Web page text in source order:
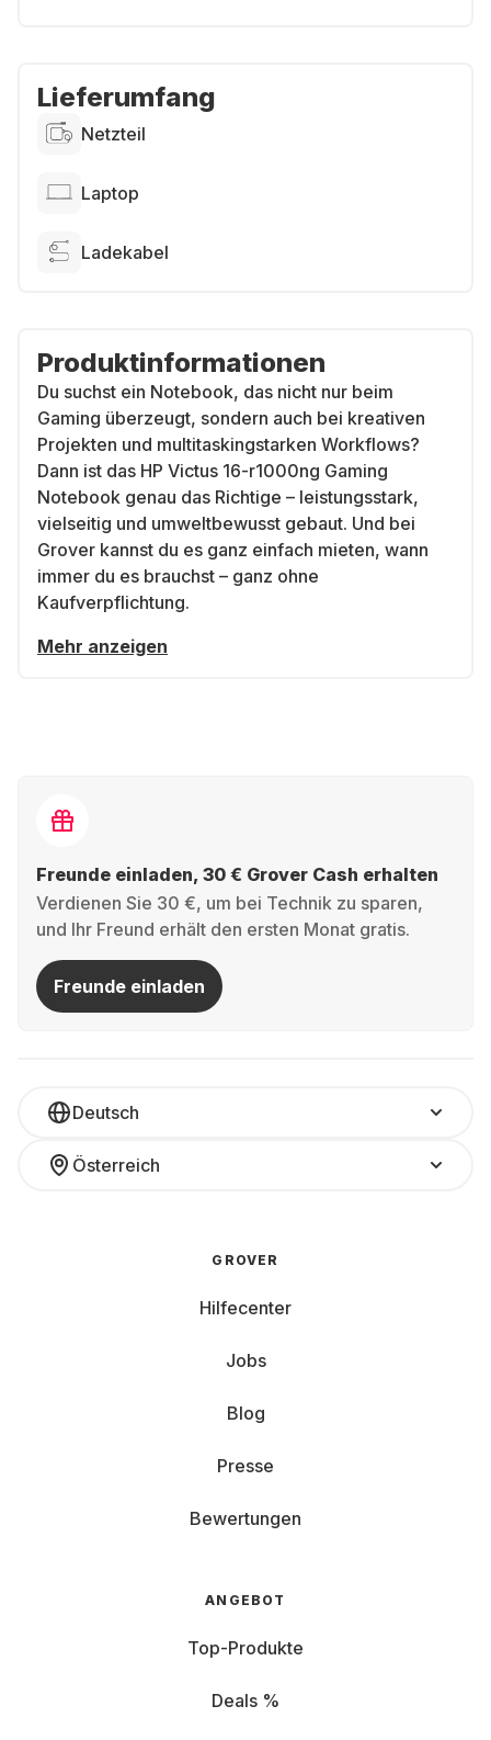
Lieferumfang
Netzteil
Laptop
Ladekabel
Produktinformationen
Du suchst ein Notebook, das nicht nur beim
Gaming überzeugt, sondern auch bei kreativen
Projekten und multitaskingstarken Workflows?
Dann ist das HP Victus 16-r1000ng Gaming
Notebook genau das Richtige – leistungsstark,
vielseitig und umweltbewusst gebaut. Und bei
Grover kannst du es ganz einfach mieten, wann
immer du es brauchst – ganz ohne
Kaufverpflichtung.
Mehr anzeigen
Freunde einladen, 30 € Grover Cash erhalten
Verdienen Sie 30 €, um bei Technik zu sparen,
und Ihr Freund erhält den ersten Monat gratis.
Freunde einladen
Deutsch
Österreich
GROVER
Hilfecenter
Jobs
Blog
Presse
Bewertungen
ANGEBOT
Top-Produkte
Deals %